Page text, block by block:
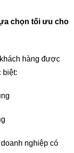
chọn tối ưu cho
hàng được
biệt:
nghiệp có